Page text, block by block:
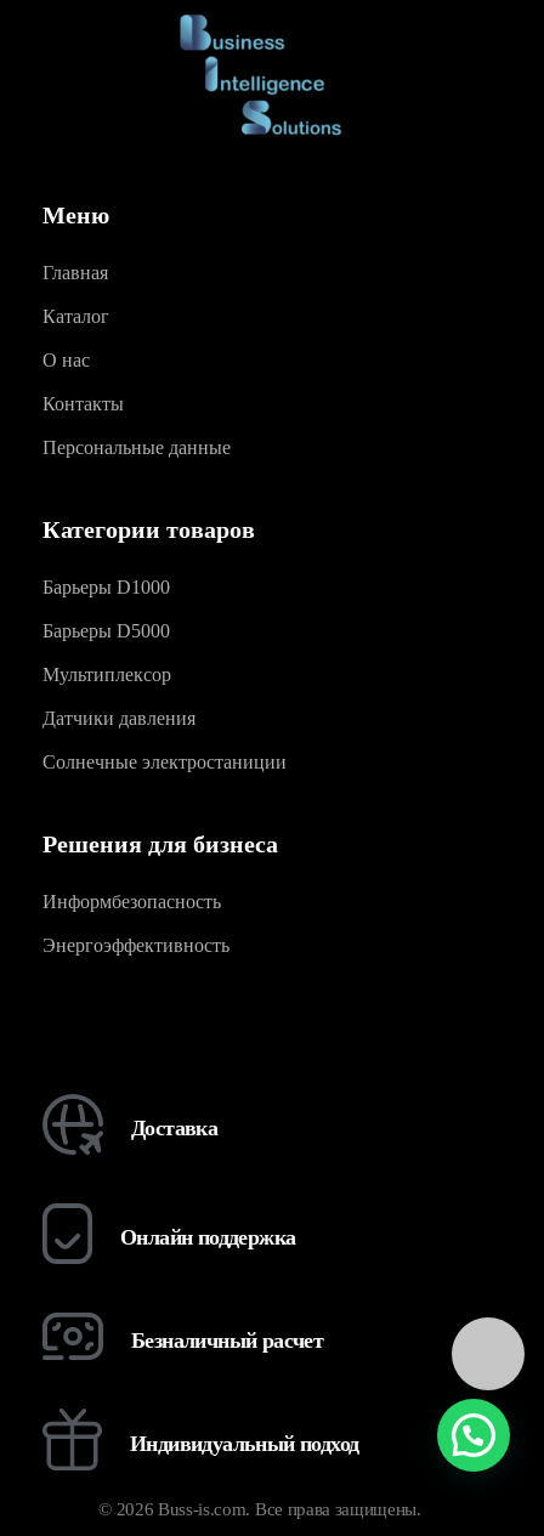
Меню
Главная
Каталог
О нас
Контакты
Персональные данные
Категории товаров
Барьеры D1000
Барьеры D5000
Мультиплексор
Датчики давления
Солнечные электростаниции
Решения для бизнеса
Информбезопасность
Энергоэффективность
Доставка
Онлайн поддержка
Безналичный расчет
Индивидуальный подход
© 2026 Buss-is.com. Все права защищены.